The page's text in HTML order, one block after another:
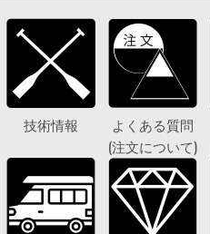
技術情報
よくある質問
(注文について)